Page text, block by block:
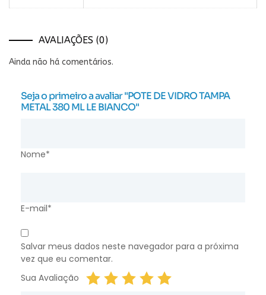
AVALIAÇÕES (0)
Ainda não há comentários.
Seja o primeiro a avaliar "POTE DE VIDRO TAMPA
METAL 380 ML LE BIANCO"
Nome*
E-mail*
Salvar meus dados neste navegador para a próxima
vez que eu comentar.
Sua Avaliação